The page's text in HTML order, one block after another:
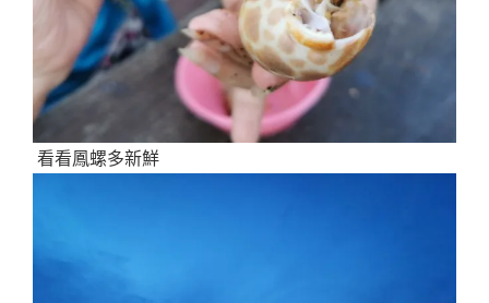
看看鳳螺多新鮮